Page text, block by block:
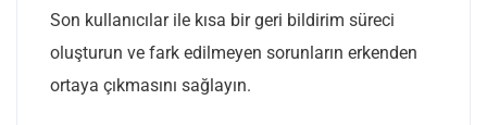
Son kullanıcılar ile kısa bir geri bildirim süreci
oluşturun ve fark edilmeyen sorunların erkenden
ortaya çıkmasını sağlayın.